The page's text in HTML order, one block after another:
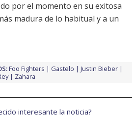
por el momento en su exitosa
madura de lo habitual y a un
Foo Fighters Gastelo
Justin Bieber
Zahara
interesante la noticia?